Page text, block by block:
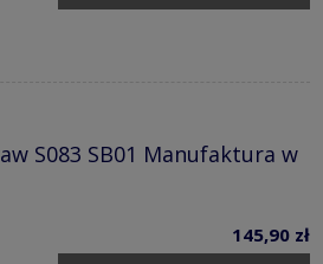
S083 SB01 Manufaktura w
145,90 zł